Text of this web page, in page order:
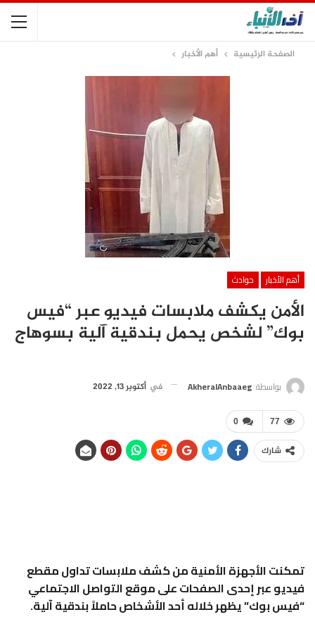
الصفحة الرئيسية أهم الأخبار
أهم الأخبار حوادث
الأمن يكشف ملابسات فيديو عبر “فيس
بوك” لشخص يحمل بندقية آلية بسوهاج
بواسطة AkheralAnbaaeg في أكتوبر 13, 2022
0 77
شارك
تمكنت الأجهزة الأمنية من كشف ملابسات تداول مقطع
فيديو عبر إحدى الصفحات على موقع التواصل الاجتماعي
“فيس بوك” يظهر خلاله أحد الأشخاص حاملاً بندقية آلية.